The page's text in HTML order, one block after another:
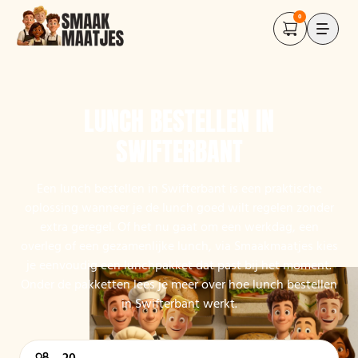
0
je eenvoudig een lunchpakket dat past bij het moment.
Onder de pakketten lees je meer over hoe lunch bestellen
in Swifterbant werkt.